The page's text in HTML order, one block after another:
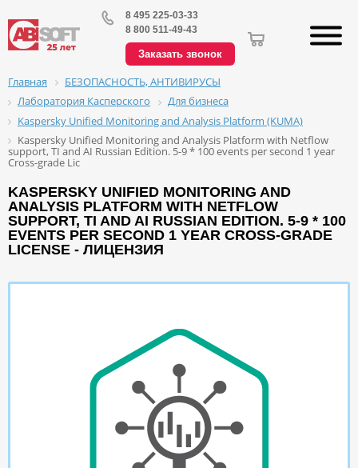
8 495 225-03-33
8 800 511-49-43
Заказать звонок
Главная
БЕЗОПАСНОСТЬ, АНТИВИРУСЫ
Лаборатория Касперского
Для бизнеса
Kaspersky Unified Monitoring and Analysis Platform (KUMA)
Kaspersky Unified Monitoring and Analysis Platform with Netflow
support, TI and AI Russian Edition. 5-9 * 100 events per second 1 year
Cross-grade Lic
KASPERSKY UNIFIED MONITORING AND
ANALYSIS PLATFORM WITH NETFLOW
SUPPORT, TI AND AI RUSSIAN EDITION. 5-9 * 100
EVENTS PER SECOND 1 YEAR CROSS-GRADE
LICENSE - ЛИЦЕНЗИЯ